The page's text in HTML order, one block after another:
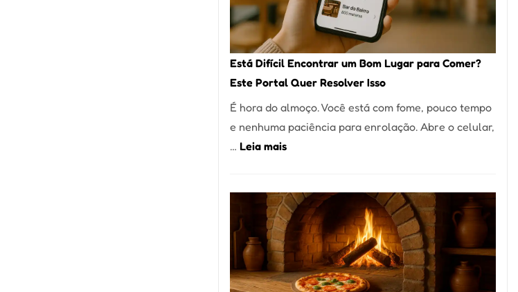
como
reservar
em
São
Está Difícil Encontrar um Bom Lugar para Comer?
Este Portal Quer Resolver Isso
É hora do almoço. Você está com fome, pouco tempo
e nenhuma paciência para enrolação. Abre o celular,
… Leia mais:
Encontrar
um
Bom
Lugar
para